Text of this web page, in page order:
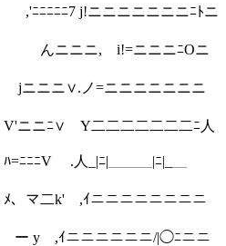
ニニニニニニﾆﾄニ
i!=ニニニﾆOニ
ニニニニニニニ
二二二二二二ﾆ人
ﾆ|＿＿＿|ﾆ|_＿
ニニニニニニニ
ニニニニ/|◯ﾆニニ